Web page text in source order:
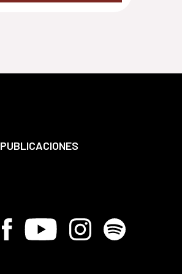
PUBLICACIONES
Facebook
Youtube InstagramSpotify